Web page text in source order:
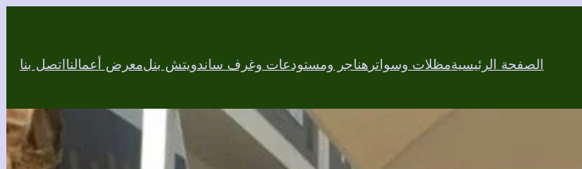
الصفحة الرئيسيةمظلات وسواتر هناجر ومستودعات وغرف ساندويتش بنلمعرض أعمالنااتصل بنا